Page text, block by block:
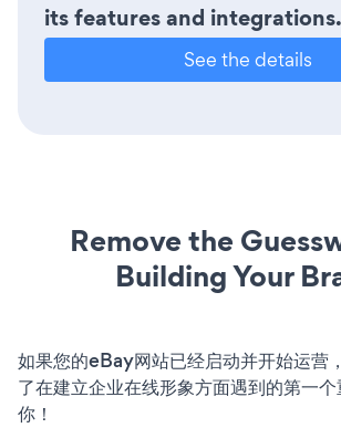
its features and integrations.
See the details
Remove the
Building Your
如果您的eBay网站已经启动并开始运营
了在建立企业在线形象方面遇到的第一
你！